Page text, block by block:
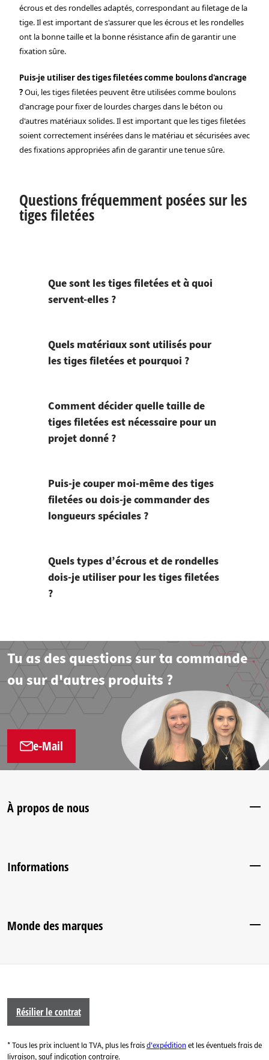
écrous et des rondelles adaptés, correspondant au filetage de la
tige. Il est important de s'assurer que les écrous et les rondelles
ont la bonne taille et la bonne résistance afin de garantir une
fixation sûre.
Puis-je utiliser des tiges filetées comme boulons d'ancrage
?Oui, les tiges filetées peuvent être utilisées comme boulons
d'ancrage pour fixer de lourdes charges dans le béton ou
d'autres matériaux solides. Il est important que les tiges filetées
soient correctement insérées dans le matériau et sécurisées avec
des fixations appropriées afin de garantir une tenue sûre.
Questions fréquemment posées sur les
tiges filetées
Que sont les tiges filetées et à quoi
servent-elles ?
Quels matériaux sont utilisés pour
les tiges filetées et pourquoi ?
Comment décider quelle taille de
tiges filetées est nécessaire pour un
projet donné ?
Puis-je couper moi-même des tiges
filetées ou dois-je commander des
longueurs spéciales ?
Quels types d’écrous et de rondelles
dois-je utiliser pour les tiges filetées
?
Tu as des questions sur ta commande
ou sur d'autres produits ?
e-Mail
À propos de nous
Informations
Monde des marques
Résilier le contrat
* Tous les prix incluent la TVA, plus les fraisd'expéditionet les éventuels frais de
livraison, sauf indication contraire.